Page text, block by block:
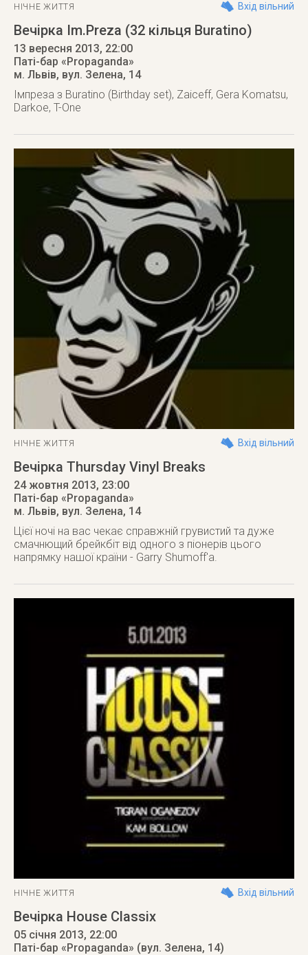
НІЧНЕ ЖИТТЯ Вхід вільний
Вечірка Im.Preza (32 кільця Buratino)
13 вересня 2013, 22:00
Паті-бар «Propaganda»
м. Львів, вул. Зелена, 14
Імпреза з Buratino (Birthday set), Zaiceff, Gera Komatsu,
Darkoe, T-One
НІЧНЕ ЖИТТЯ Вхід вільний
Вечірка Thursday Vinyl Breaks
24 жовтня 2013, 23:00
Паті-бар «Propaganda»
м. Львів, вул. Зелена, 14
Цієї ночі на вас чекає справжній грувистий та дуже
смачнющий брейкбіт від одного з піонерів цього
напрямку нашої країни - Garry Shumoff'a.
НІЧНЕ ЖИТТЯ Вхід вільний
Вечірка House Classix
05 січня 2013, 22:00
Паті-бар «Propaganda» (вул. Зелена, 14)